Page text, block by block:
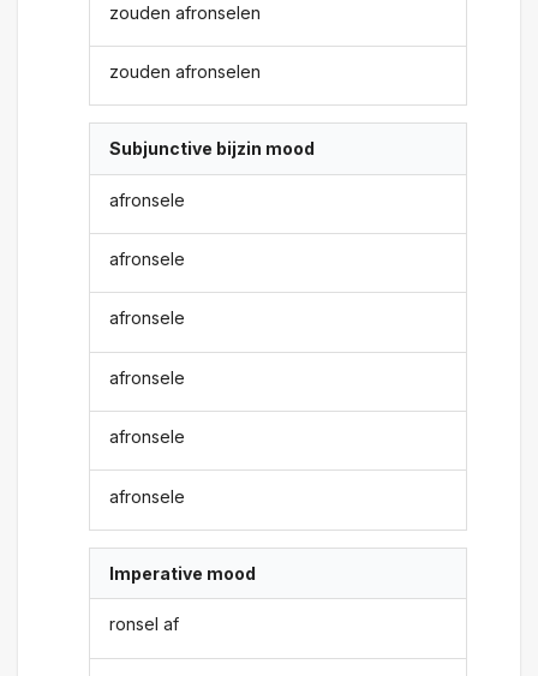
zouden afronselen
zouden afronselen
Subjunctive bijzin mood
afronsele
afronsele
afronsele
afronsele
afronsele
afronsele
Imperative mood
ronsel af